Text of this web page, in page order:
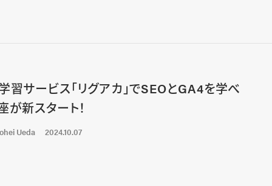
習サービス「リグアカ」でSEOとGA4を学べ
が新スタート！
Ueda 2024.10.07